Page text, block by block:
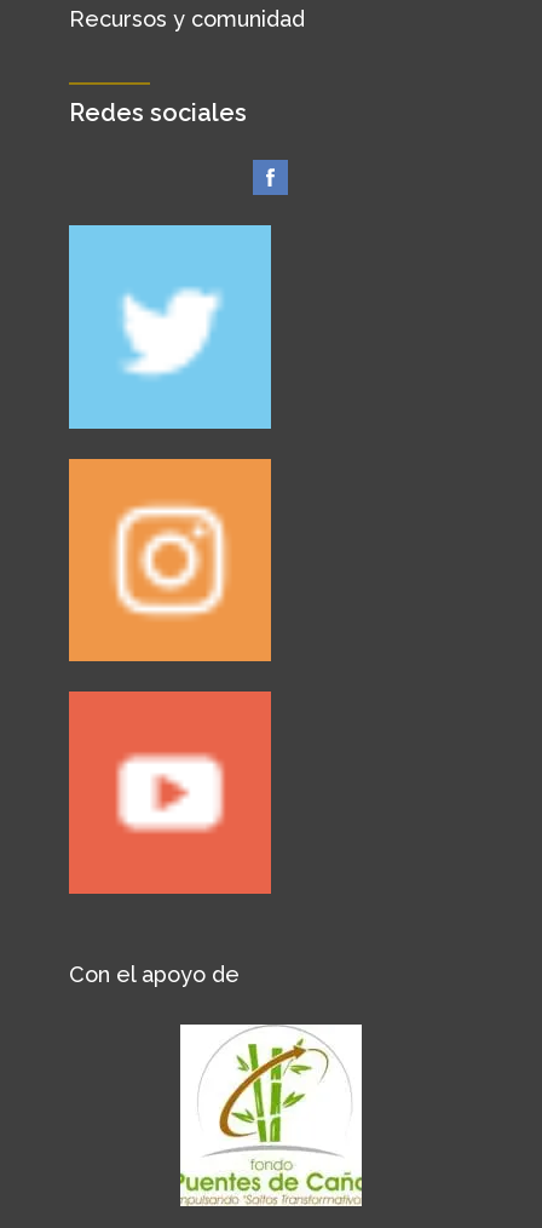
Recursos y comunidad
Redes sociales
Con el apoyo de